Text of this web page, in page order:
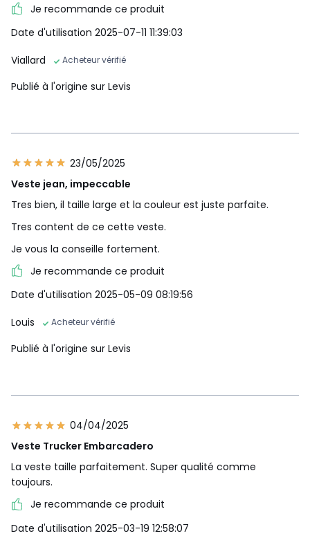
Je recommande ce produit
Date d'utilisation 2025-07-11 11:39:03
Viallard
Acheteur vérifié
Publié à l'origine sur Levis
23/05/2025
Veste jean, impeccable
Tres bien, il taille large et la couleur est juste parfaite.
Tres content de ce cette veste.
Je vous la conseille fortement.
Je recommande ce produit
Date d'utilisation 2025-05-09 08:19:56
Louis
Acheteur vérifié
Publié à l'origine sur Levis
04/04/2025
Veste Trucker Embarcadero
La veste taille parfaitement. Super qualité comme
toujours.
Je recommande ce produit
Date d'utilisation 2025-03-19 12:58:07